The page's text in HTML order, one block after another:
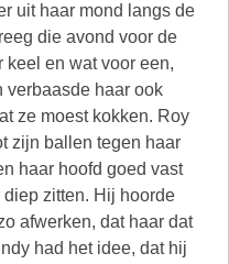
uit haar mond langs de
die avond voor de
keel en wat voor een,
verbaasde haar ook
ze moest kokken. Roy
zijn ballen tegen haar
haar hoofd goed vast
zitten. Hij hoorde
afwerken, dat haar dat
had het idee, dat hij